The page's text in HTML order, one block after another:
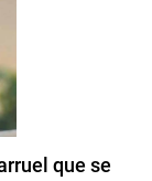
que se